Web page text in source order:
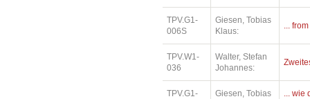
TPV.G1-
006S
Giesen, Tobias
Klaus:
...
TPV.W1-
036
Walter, Stefan
Johannes:
TPV.G1-
Giesen, Tobias
... wie